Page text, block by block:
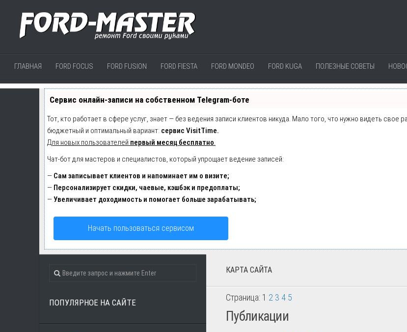
ГЛАВНАЯ FORD FOCUS FORD FUSION FORD FIESTA FORD MONDEO FORD KUGA ПОЛЕЗНЫЕ СОВЕТЫ
Сервис онлайн-записи на собственном Telegram-боте
Тот, кто работает в сфере услуг, знает — без ведения записи клиентов никуда. Мало того, что нужно видеть
бюджетный и оптимальный вариант: сервис VisitTime.
Для новых пользователей первый месяц бесплатно.
Чат-бот для мастеров и специалистов, который упрощает ведение записей:
— Сам записывает клиентов и напоминает им о визите;
— Персонализирует скидки, чаевые, кэшбэк и предоплаты;
—Увеличивает доходимость и помогает больше зарабатывать;
Начать пользоваться сервисом
КАРТА САЙТА
Страница: 1 2 3 4 5
Публикации
ПОПУЛЯРНОЕ НА САЙТЕ